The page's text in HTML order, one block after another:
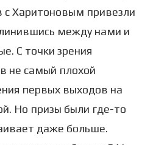
с Харитоновым привезли
между нами и
С точки зрения
не самый плохой
первых выходов на
Но призы были где-то
даже больше.